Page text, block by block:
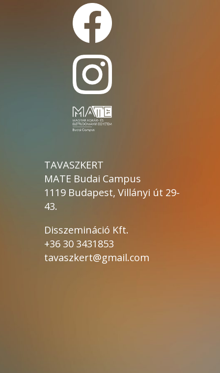
TAVASZKERT
MATE Budai Campus
1119 Budapest, Villányi út 29-
43.
Disszemináció Kft.
+36 30 3431853
tavaszkert@gmail.com